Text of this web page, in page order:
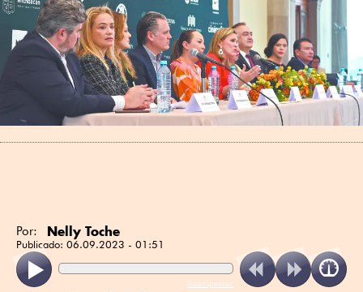
Por: Nelly Toche
Publicado: 06.09.2023 - 01:51
ReadSpeaker